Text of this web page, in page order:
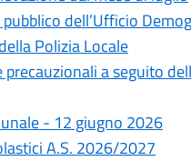
dell’Ufficio
Polizia Locale
a seguito
- 12 giugno 2026
A.S. 2026/2027